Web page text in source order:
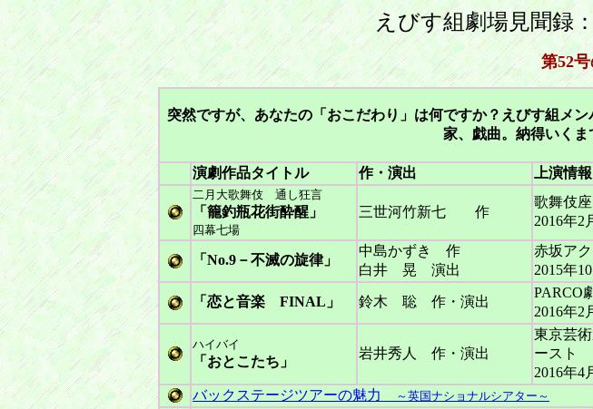
えびす組劇場見聞録
第52号
突然ですが、あなたの「おこだわり」は何ですか？えびす組メ
家、戯曲。納得いくま
演劇作品タイトル 作・演出 上演情報
二月大歌舞伎 通し狂言
「籠釣瓶花街酔醒 」
四幕七場
三世河竹新七 作
歌舞伎座
2016年2
「No.9－不滅の旋律」
中島かずき 作
白井 晃 演出
赤坂ア
2015年
「恋と音楽 FINAL 」 鈴木 聡 作・演出
PARCO
2016年2
ハイバイ
「おとこたち 」
岩井秀人 作・演出
東京芸
ースト
2016年4
バックステージツアーの魅力 ～英国ナショナルシアター～